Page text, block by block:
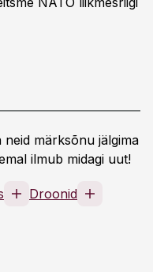
neid märksõnu jälgima
ilmub midagi uut!
Droonid